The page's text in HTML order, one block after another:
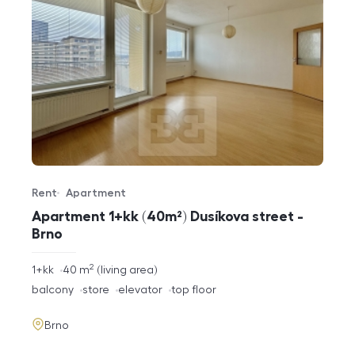
Apartment 1+kk (40m²) Dusíkova street -
Brno
Offer type
Rent
Property type
Apartment
rozměry
1+kk living area
40 m2
funkce
balcony store elevator top floor
adresa
Brno